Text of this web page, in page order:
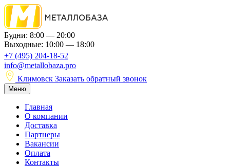
Будни: 8:00 — 20:00
Выходные: 10:00 — 18:00
+7 (495) 204-18-52
info@metallobaza.pro
Климовск Заказать обратный звонок
Меню
Главная
О компании
Доставка
Партнеры
Вакансии
Оплата
Контакты